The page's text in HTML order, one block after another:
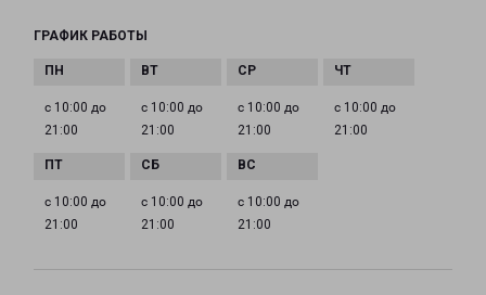
ГРАФИК РАБОТЫ
с 10:00 до
21:00
с 10:00 до
21:00
с 10:00 до
21:00
с 10:00 до
21:00
с 10:00 до
21:00
с 10:00 до
21:00
с 10:00 до
21:00